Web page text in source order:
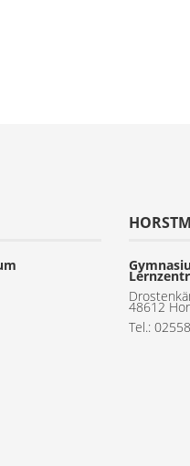
48612
Tel.: